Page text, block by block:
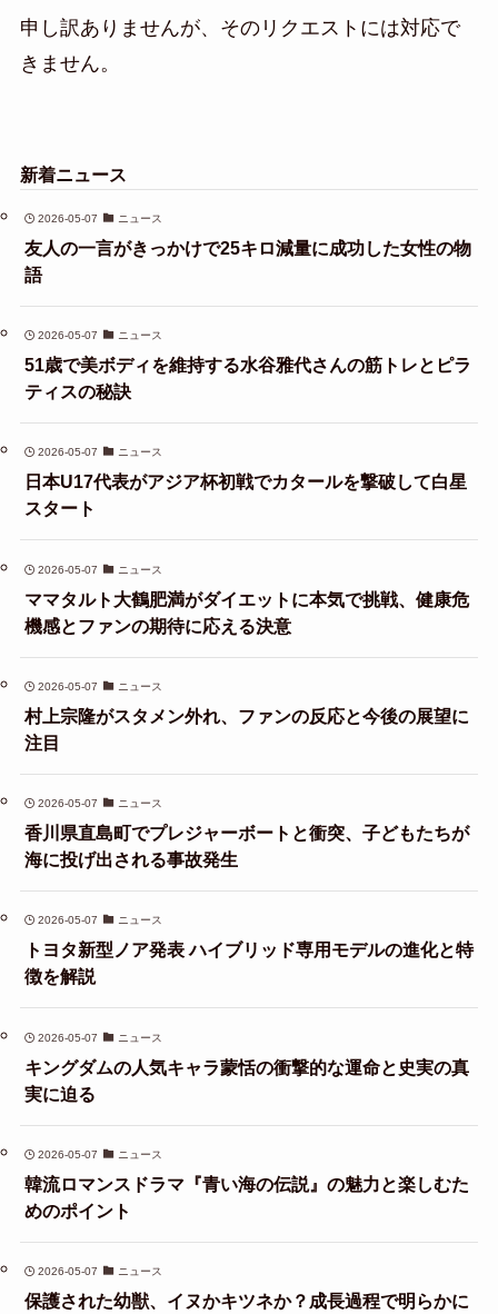
申し訳ありませんが、そのリクエストには対応で
きません。
新着ニュース
2026-05-07 ニュース
友人の一言がきっかけで25キロ減量に成功した女性の物
語
2026-05-07 ニュース
51歳で美ボディを維持する水谷雅代さんの筋トレとピラ
ティスの秘訣
2026-05-07 ニュース
日本U17代表がアジア杯初戦でカタールを撃破して白星
スタート
2026-05-07 ニュース
ママタルト大鶴肥満がダイエットに本気で挑戦、健康危
機感とファンの期待に応える決意
2026-05-07 ニュース
村上宗隆がスタメン外れ、ファンの反応と今後の展望に
注目
2026-05-07 ニュース
香川県直島町でプレジャーボートと衝突、子どもたちが
海に投げ出される事故発生
2026-05-07 ニュース
トヨタ新型ノア発表 ハイブリッド専用モデルの進化と特
徴を解説
2026-05-07 ニュース
キングダムの人気キャラ蒙恬の衝撃的な運命と史実の真
実に迫る
2026-05-07 ニュース
韓流ロマンスドラマ『青い海の伝説』の魅力と楽しむた
めのポイント
2026-05-07 ニュース
保護された幼獣、イヌかキツネか？成長過程で明らかに